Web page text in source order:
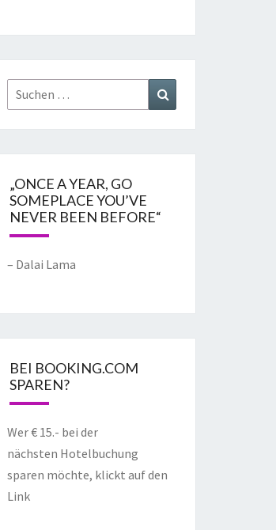
„ONCE A YEAR, GO
SOMEPLACE YOU’VE
NEVER BEEN BEFORE“
– Dalai Lama
BEI BOOKING.COM
SPAREN?
Wer € 15.- bei der
nächsten Hotelbuchung
sparen möchte, klickt auf den
Link